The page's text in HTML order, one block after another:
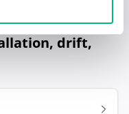
drift,